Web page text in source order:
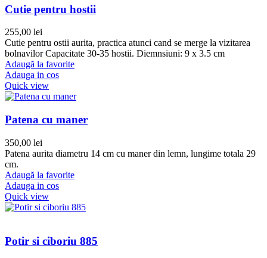
Cutie pentru hostii
255,00 lei
Cutie pentru ostii aurita, practica atunci cand se merge la vizitarea
bolnavilor Capacitate 30-35 hostii. Diemnsiuni: 9 x 3.5 cm
Adaugă la favorite
Adauga in cos
Quick view
Patena cu maner
350,00 lei
Patena aurita diametru 14 cm cu maner din lemn, lungime totala 29
cm.
Adaugă la favorite
Adauga in cos
Quick view
Potir si ciboriu 885